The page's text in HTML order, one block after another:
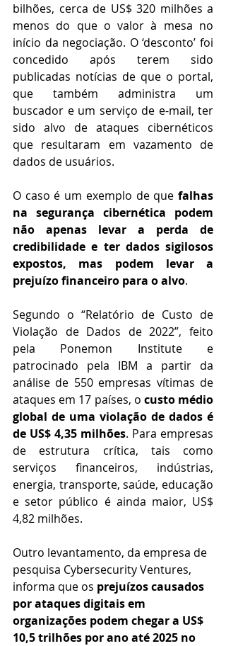
bilhões, cerca de US$ 320 milhões a
menos do que o valor à mesa no
início da negociação. O ‘desconto’ foi
concedido após terem sido
publicadas notícias de que o portal,
que também administra um
buscador e um serviço de e-mail, ter
sido alvo de ataques cibernéticos
que resultaram em vazamento de
dados de usuários.
O caso é um exemplo de que falhas
na segurança cibernética podem
não apenas levar a perda de
credibilidade e ter dados sigilosos
expostos, mas podem levar a
prejuízo financeiro para o alvo.
Segundo o “Relatório de Custo de
Violação de Dados de 2022”, feito
pela Ponemon Institute e
patrocinado pela IBM a partir da
análise de 550 empresas vítimas de
ataques em 17 países, o custo médio
global de uma violação de dados é
de US$ 4,35 milhões. Para empresas
de estrutura crítica, tais como
serviços financeiros, indústrias,
energia, transporte, saúde, educação
e setor público é ainda maior, US$
4,82 milhões.
Outro levantamento, da empresa de
pesquisa Cybersecurity Ventures,
informa que os prejuízos causados
por ataques digitais em
organizações podem chegar a US$
10,5 trilhões por ano até 2025 no